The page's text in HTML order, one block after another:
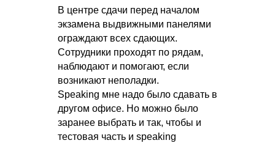
В центре сдачи перед началом
экзамена выдвижными панелями
ограждают всех сдающих.
Сотрудники проходят по рядам,
наблюдают и помогают, если
возникают неполадки.
Speaking мне надо было сдавать в
другом офисе. Но можно было
заранее выбрать и так, чтобы и
тестовая часть и speaking